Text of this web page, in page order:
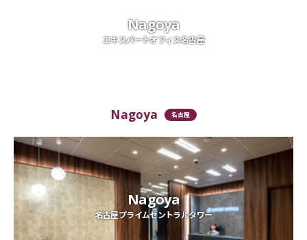
Nagoya
エキスパートオフィス名古屋
Nagoya 名古屋
Nagoya
名古屋プライムセントラルタワー